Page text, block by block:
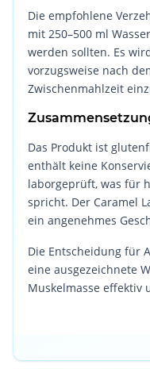
Die empfohlene
mit 250–500 ml
werden sollten. Es
vorzugsweise nach
Zwischenmahlzeit
Das Produkt ist
enthält keine
laborgeprüft, was für
spricht. Der Caramel
ein angenehmes
Die Entscheidung für
eine ausgezeichnete
Muskelmasse effektiv